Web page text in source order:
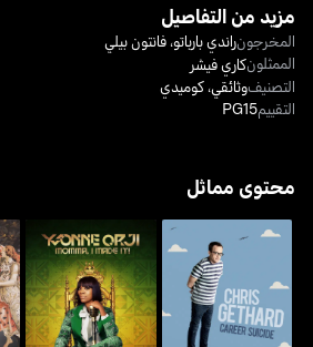
مزيد من التفاصيل
المخرجونراندي بارباتو،فانتون بيلي
الممثلونكاري فيشر
التصنيفوثائقي،كوميدي
التقييمPG15
محتوى مماثل
كريس غيذارد: كارير
سويسايد
ايفون اورجي: موما اي مايد
ات!